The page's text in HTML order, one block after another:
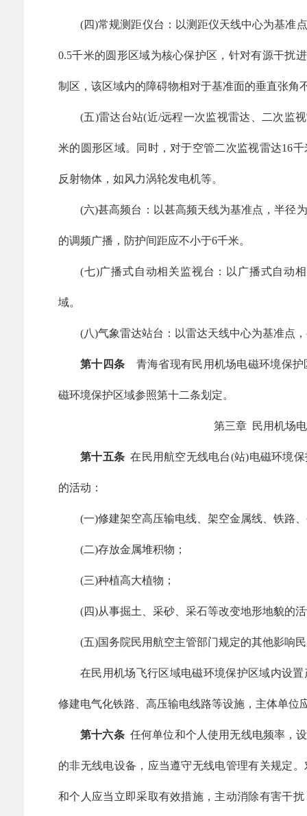
(四)常规测距仪台：以测距仪天线中心为基准
0.5千米的圆形区域为核心保护区，针对有源干扰
制区，该区域内的障碍物相对于基准面的垂直张角
(五)雷达台站(近/远程一次监视雷达、二次监
米的圆形区域。同时，对于空管二次监视雷达16
反射物体，如风力涡轮发电机等。
(六)甚高频台：以甚高频天线为基准点，半径
的调频广播，防护间距应不小于6千米。
(七)广播式自动相关监视台：以广播式自动
域。
(八)气象雷达站台：以雷达天线中心为基准点
第十四条 青海省现有民用机场电磁环境保护
磁环境保护区域参照第十二条划定。
第三章 民用机场
第十五条 在民用航空无线电台(站)电磁环境
的活动：
(一)修建架空高压输电线、架空金属线、铁路
(二)存放金属堆积物；
(三)种植高大植物；
(四)从事掘土、采砂、采石等改变地形地貌的
(五)国务院民用航空主管部门规定的其他影响
在民用机场飞行区域电磁环境保护区域内设
修建电气化铁路、高压输电线路等设施，主体单位
第十六条任何单位和个人使用无线电频率，
的非无线电设备，应当遵守无线电管理有关规定
和个人应当立即采取有效措施，主动消除有害干